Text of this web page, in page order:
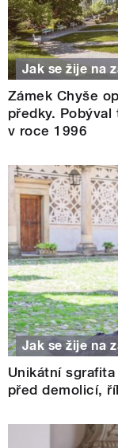
Jak se žije na
Zámek Chyše
předky.
v roce 1996
Jak se žije na
Unikátní
před demolicí,